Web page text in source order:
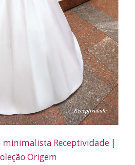
minimalista Receptividade |
Origem